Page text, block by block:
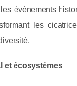
événements
les
et écosystèmes